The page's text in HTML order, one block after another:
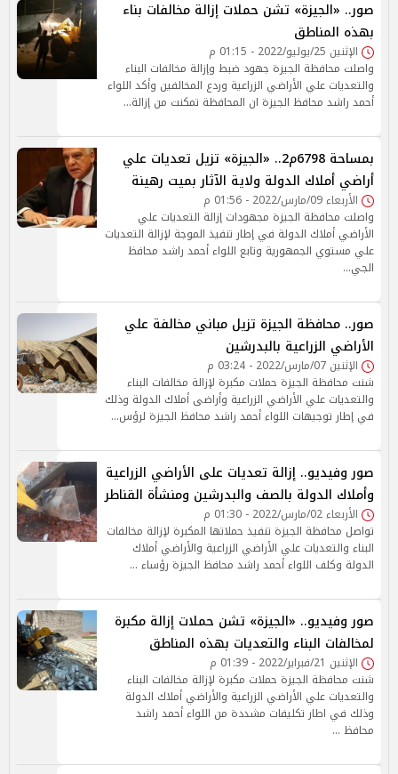
صور.. «الجيزة» تشن حملات إزالة مخالفات بناء
بهذه المناطق
الإثنين 25/يوليو/2022 - 01:15 م
واصلت محافظة الجيزة جهود ضبط وإزالة مخالفات البناء
والتعديات علي الأراضي الزراعية وردع المخالفين وأكد اللواء
أحمد راشد محافظ الجيزة ان المحافظة تمكنت من إزالة…
بمساحة 6798م2.. «الجيزة» تزيل تعديات علي
أراضي أملاك الدولة ولاية الآثار بميت رهينة
الأربعاء 09/مارس/2022 - 01:56 م
واصلت محافظة الجيزة مجهودات إزالة التعديات علي
الأراضي أملاك الدولة في إطار تنفيذ الموجة لإزالة التعديات
علي مستوي الجمهورية وتابع اللواء أحمد راشد محافظ
الجي…
صور.. محافظة الجيزة تزيل مباني مخالفة علي
الأراضي الزراعية بالبدرشين
الإثنين 07/مارس/2022 - 03:24 م
شنت محافظة الجيزة حملات مكبرة لإزالة مخالفات البناء
والتعديات علي الأراضي الزراعية وأراضى أملاك الدولة وذلك
في إطار توجيهات اللواء أحمد راشد محافظ الجيزة لرؤس…
صور وفيديو.. إزالة تعديات على الأراضي الزراعية
وأملاك الدولة بالصف والبدرشين ومنشأة القناطر
الأربعاء 02/مارس/2022 - 01:30 م
تواصل محافظة الجيزة تنفيذ حملاتها المكبرة لإزالة مخالفات
البناء والتعديات علي الأراضي الزراعية والأراضي أملاك
الدولة وكلف اللواء أحمد راشد محافظ الجيزة رؤساء …
صور وفيديو.. «الجيزة» تشن حملات إزالة مكبرة
لمخالفات البناء والتعديات بهذه المناطق
الإثنين 21/فبراير/2022 - 01:39 م
شنت محافظة الجيزة حملات مكبرة لإزالة مخالفات البناء
والتعديات علي الأراضي الزراعية والأراضي أملاك الدولة
وذلك في اطار تكليفات مشددة من اللواء أحمد راشد
محافظ …